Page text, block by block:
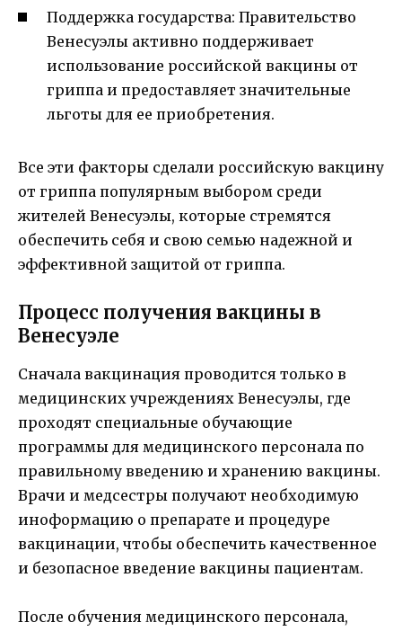
Поддержка государства: Правительство
Венесуэлы активно поддерживает
использование российской вакцины от
гриппа и предоставляет значительные
льготы для ее приобретения.
Все эти факторы сделали российскую вакцину
от гриппа популярным выбором среди
жителей Венесуэлы, которые стремятся
обеспечить себя и свою семью надежной и
эффективной защитой от гриппа.
Процесс получения вакцины в
Венесуэле
Сначала вакцинация проводится только в
медицинских учреждениях Венесуэлы, где
проходят специальные обучающие
программы для медицинского персонала по
правильному введению и хранению вакцины.
Врачи и медсестры получают необходимую
иноформацию о препарате и процедуре
вакцинации, чтобы обеспечить качественное
и безопасное введение вакцины пациентам.
После обучения медицинского персонала,